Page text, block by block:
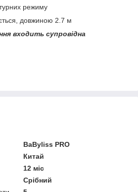
режиму
довжиною 2.7 м
входить супровідна
BaByliss PRO
Китай
12 міс
Срібний